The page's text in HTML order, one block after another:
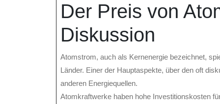
Der Preis von
Diskussion
Atomstrom, auch als Kernenergie bezeichnet,
Länder. Einer der Hauptaspekte, über den oft
anderen Energiequellen.
Atomkraftwerke haben hohe Investitionskosten